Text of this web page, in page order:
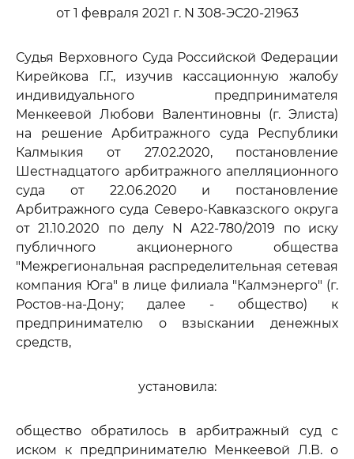
от 1 февраля 2021 г. N 308-ЭС20-21963
Судья Верховного Суда Российской Федерации
Кирейкова Г.Г., изучив кассационную жалобу
индивидуального предпринимателя
Менкеевой Любови Валентиновны (г. Элиста)
на решение Арбитражного суда Республики
Калмыкия от 27.02.2020, постановление
Шестнадцатого арбитражного апелляционного
суда от 22.06.2020 и постановление
Арбитражного суда Северо-Кавказского округа
от 21.10.2020 по делу N А22-780/2019 по иску
публичного акционерного общества
"Межрегиональная распределительная сетевая
компания Юга" в лице филиала "Калмэнерго" (г.
Ростов-на-Дону; далее - общество) к
предпринимателю о взыскании денежных
средств,
установила:
общество обратилось в арбитражный суд с
иском к предпринимателю Менкеевой Л.В. о